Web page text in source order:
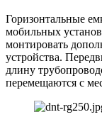
Горизонтальные
мобильных
монтировать
устройства.
длину
перемещаются с